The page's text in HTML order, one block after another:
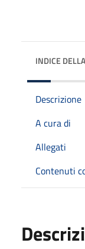
INDICE
Descrizione
A cura di
Allegati
Contenuti